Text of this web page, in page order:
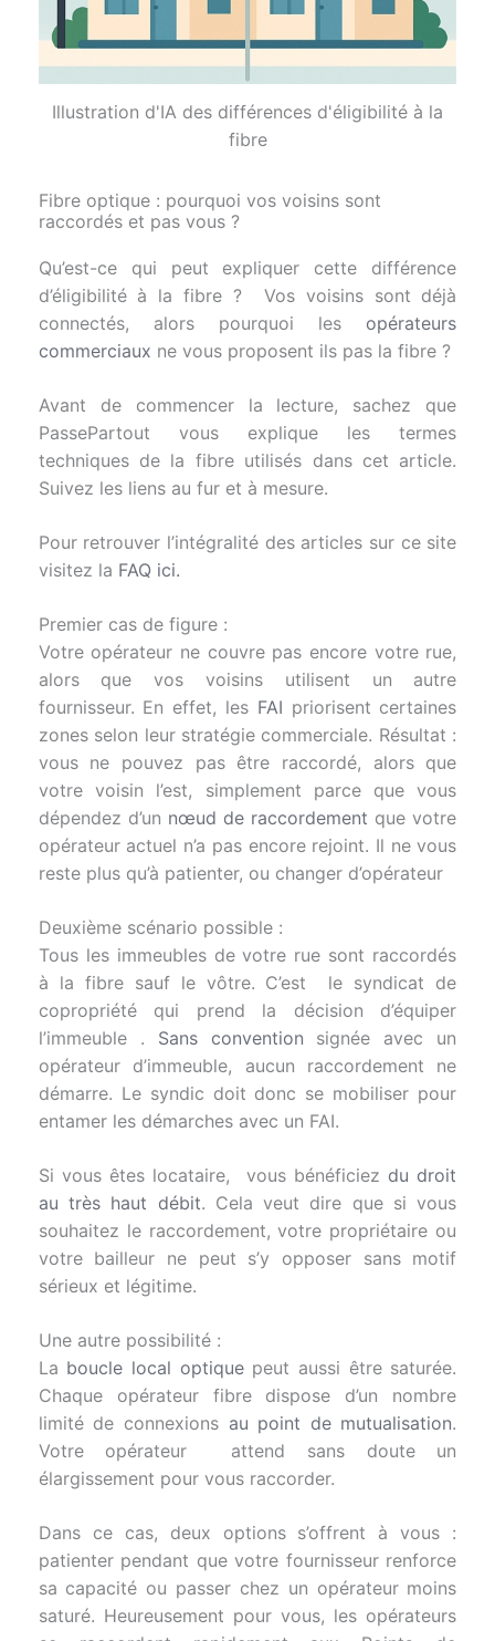
Illustration d'IA des différences d'éligibilité à la
fibre
Fibre optique : pourquoi vos voisins sont
raccordés et pas vous ?
Qu’est-ce qui peut expliquer cette différence
d’éligibilité à la fibre ? Vos voisins sont déjà
connectés, alors pourquoi les opérateurs
commerciaux ne vous proposent ils pas la fibre ?
Avant de commencer la lecture, sachez que
PassePartout vous explique les termes
techniques de la fibre utilisés dans cet article.
Suivez les liens au fur et à mesure.
Pour retrouver l’intégralité des articles sur ce site
visitez la FAQ ici.
Premier cas de figure :
Votre opérateur ne couvre pas encore votre rue,
alors que vos voisins utilisent un autre
fournisseur. En effet, les FAI priorisent certaines
zones selon leur stratégie commerciale. Résultat :
vous ne pouvez pas être raccordé, alors que
votre voisin l’est, simplement parce que vous
dépendez d’un nœud de raccordement que votre
opérateur actuel n’a pas encore rejoint. Il ne vous
reste plus qu’à patienter, ou changer d’opérateur
Deuxième scénario possible :
Tous les immeubles de votre rue sont raccordés
à la fibre sauf le vôtre. C’est le syndicat de
copropriété qui prend la décision d’équiper
l’immeuble . Sans convention signée avec un
opérateur d’immeuble, aucun raccordement ne
démarre. Le syndic doit donc se mobiliser pour
entamer les démarches avec un FAI.
Si vous êtes locataire, vous bénéficiez du droit
au très haut débit. Cela veut dire que si vous
souhaitez le raccordement, votre propriétaire ou
votre bailleur ne peut s’y opposer sans motif
sérieux et légitime.
Une autre possibilité :
La boucle local optiquepeut aussi être saturée.
Chaque opérateur fibre dispose d’un nombre
limité de connexionsau point de mutualisation.
Votre opérateur attend sans doute un
élargissement pour vous raccorder.
Dans ce cas, deux options s’offrent à vous :
patienter pendant que votre fournisseur renforce
sa capacité ou passer chez un opérateur moins
saturé. Heureusement pour vous, les opérateurs